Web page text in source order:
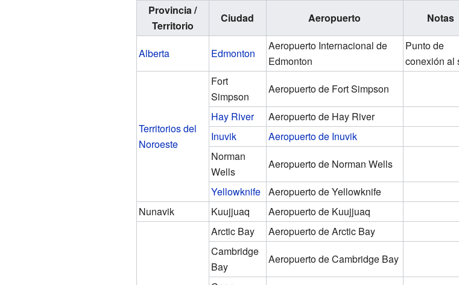
Provincia /
Territorio
Ciudad Aeropuerto Notas
Alberta Edmonton
Aeropuerto Internacional de
Edmonton
Punto de
conexión al
Territorios del
Noroeste
Fort
Simpson
Aeropuerto de Fort Simpson
Hay River
Aeropuerto de Hay River
Inuvik
Aeropuerto de Inuvik
Norman
Wells
Aeropuerto de Norman Wells
Yellowknife Aeropuerto de Yellowknife
Nunavik
Kuujjuaq Aeropuerto de Kuujjuaq
Arctic Bay
Aeropuerto de Arctic Bay
Cambridge
Bay
Aeropuerto de Cambridge Bay